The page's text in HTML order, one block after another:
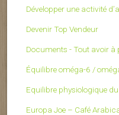
Développer une activité
Devenir Top Vendeur
Documents - Tout avoir à
Équilibre oméga-6 /
Equilibre physiologique
Europa Joe – Café